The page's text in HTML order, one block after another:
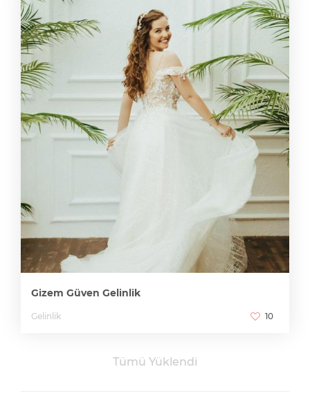
Gizem Güven Gelinlik
Gelinlik 10
Tümü Yüklendi